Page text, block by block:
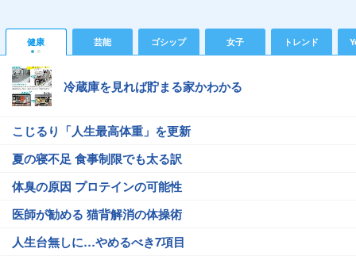
健康 芸能 ゴシップ 女子 トレンド
冷蔵庫を見れば貯まる家かわかる
こじるり「人生最高体重」を更新
夏の寝不足 食事制限でも太る訳
体臭の原因 プロテインの可能性
医師が勧める 猫背解消の体操術
人生台無しに…やめるべき7項目